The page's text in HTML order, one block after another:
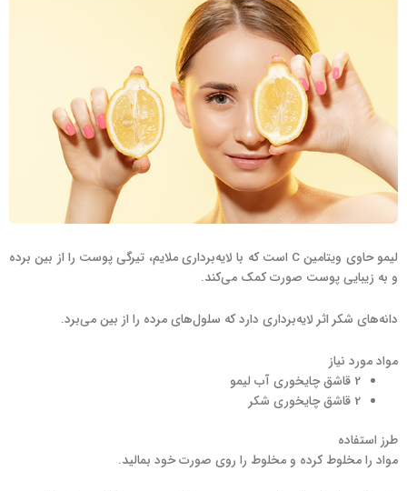
لیمو حاوی ویتامین C است که با لایه‌برداری ملایم، تیرگی پوست را از بین برده
و به زیبایی پوست صورت کمک می‌کند.
دانه‌های شکر اثر لایه‌برداری دارد که سلول‌های مرده را از بین می‌برد.
مواد مورد نیاز
2 قاشق چایخوری آب لیمو
2 قاشق چایخوری شکر
طرز استفاده
مواد را مخلوط کرده و مخلوط را روی صورت خود بمالید.